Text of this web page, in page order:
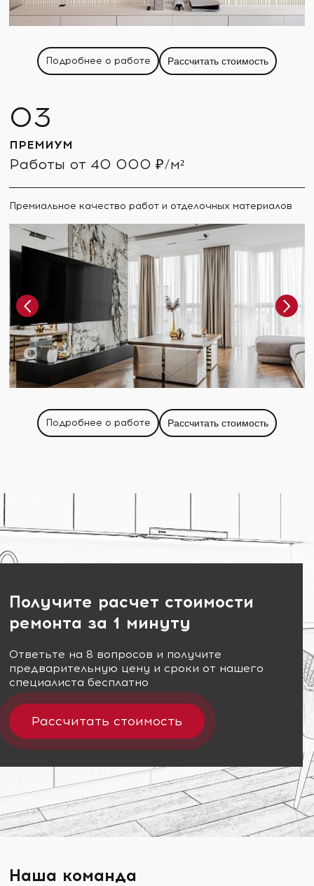
Подробнее о работе Рассчитать стоимость
ПРЕМИУМ
Работы от 40 000 ₽/м²
Премиальное качество работ и отделочных материалов
Подробнее о работе Рассчитать стоимость
Получите расчет стоимости
ремонта за 1 минуту
Ответьте на 8 вопросов и получите
предварительную цену и сроки от нашего
специалиста бесплатно
Рассчитать стоимость
Наша команда